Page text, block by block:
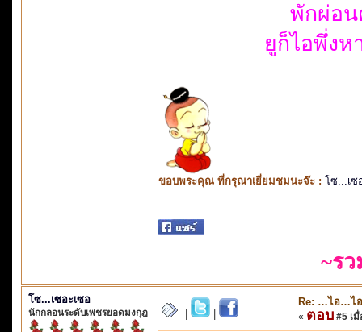
พักผ่อ
ยูก็ไอพึ่งห
ขอบพระคุณ ที่กรุณาเยี่ยมชมนะจ๊ะ : โซ...เซ
~ร
โซ...เซอะเซอ
นักกลอนระดับเพชรยอดมงกุฎ
Re: …ไอ…ไ
« ตอบ #5 เมื่